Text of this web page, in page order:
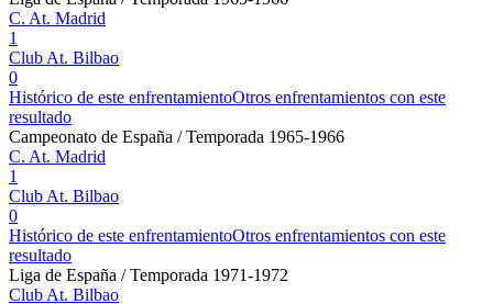
C. At. Madrid
1
Club At. Bilbao
0
Histórico de este enfrentamientoOtros enfrentamientos con este
resultado
Campeonato de España / Temporada 1965-1966
C. At. Madrid
1
Club At. Bilbao
0
Histórico de este enfrentamientoOtros enfrentamientos con este
resultado
Liga de España / Temporada 1971-1972
Club At. Bilbao